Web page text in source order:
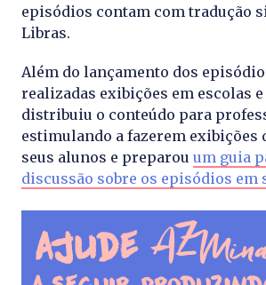
episódios contam com tradução
Libras.
Além do lançamento dos
realizadas exibições em escolas
distribuiu o conteúdo para
estimulando a fazerem exibições
seus alunos e preparou um guia
discussão sobre os episódios em